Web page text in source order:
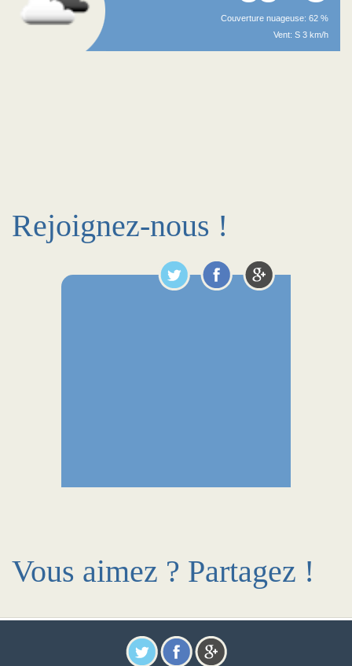
Couverture nuageuse: 62 %
Vent: S 3 km/h
Rejoignez-nous !
Vous aimez ? Partagez !